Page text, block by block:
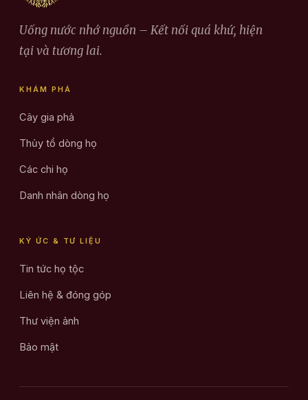
Uống nước nhớ nguồn – Kết nối quá khứ, hiện
tại và tương lai.
KHÁM PHÁ
Cây gia phả
Thủy tổ dòng họ
Các chi họ
Danh nhân dòng họ
KÝ ỨC & TƯ LIỆU
Tin tức họ tộc
Liên hệ & đóng góp
Thư viện ảnh
Bảo mật